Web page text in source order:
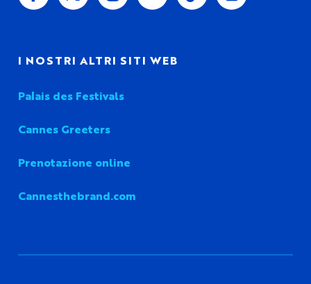
I NOSTRI ALTRI SITI WEB
Palais des Festivals
Cannes Greeters
Prenotazione online
Cannesthebrand.com